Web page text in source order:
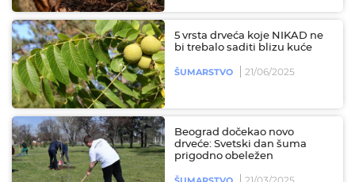
5 vrsta drveća koje NIKAD ne
bi trebalo saditi blizu kuće
ŠUMARSTVO 21/06/2025
Beograd dočekao novo
drveće: Svetski dan šuma
prigodno obeležen